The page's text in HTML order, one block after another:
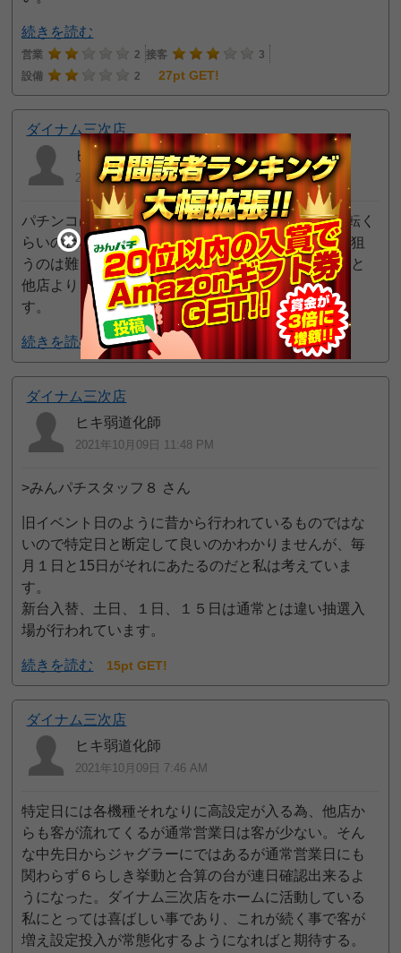
続きを読む
営業 2 接客
3
設備
2 27pt GET!
ダイナム三次店
ヒキ弱道化師
2021年10月10日 10:24 AM
パチンコは基本的にラムクリしてます。残り400回転く
らいの台ならばほぼラムクリされてるので宵越しを狙
うのは難しい店です。ラムクリの残り回転を考えると
他店よりもかなり厳しい営業をしている店と思いま
す。
続きを読む 4pt GET!
ダイナム三次店
ヒキ弱道化師
2021年10月09日 11:48 PM
>みんパチスタッフ８ さん
旧イベント日のように昔から行われているものではな
いので特定日と断定して良いのかわかりませんが、毎
月１日と15日がそれにあたるのだと私は考えていま
す。
新台入替、土日、１日、１５日は通常とは違い抽選入
場が行われています。
続きを読む 15pt GET!
ダイナム三次店
ヒキ弱道化師
2021年10月09日 7:46 AM
特定日には各機種それなりに高設定が入る為、他店か
らも客が流れてくるが通常営業日は客が少ない。そん
な中先日からジャグラーにではあるが通常営業日にも
関わらず６らしき挙動と合算の台が連日確認出来るよ
うになった。ダイナム三次店をホームに活動している
私にとっては喜ばしい事であり、これが続く事で客が
増え設定投入が常態化するようになればと期待する。